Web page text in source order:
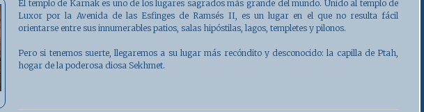
El templo de Karnakes uno de los lugares sagrados más grande del mundo. Unido al templo de
Luxor por la Avenida de las Esfinges de Ramsés II, es un lugar en el que no resulta fácil
orientarse entre sus innumerables patios, salas hipóstilas, lagos, templetes y pilonos.
Pero si tenemos suerte, llegaremos a su lugar más recóndito y desconocido: la capilla de Ptah,
hogar de la poderosa diosa Sekhmet.